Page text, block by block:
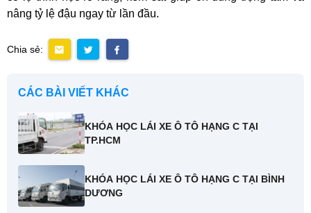
nâng tỷ lệ đậu ngay từ lần đầu.
Chia sẻ:
CÁC BÀI VIẾT KHÁC
KHÓA HỌC LÁI XE Ô TÔ HẠNG C TẠI
TP.HCM
KHÓA HỌC LÁI XE Ô TÔ HẠNG C TẠI BÌNH
DƯƠNG